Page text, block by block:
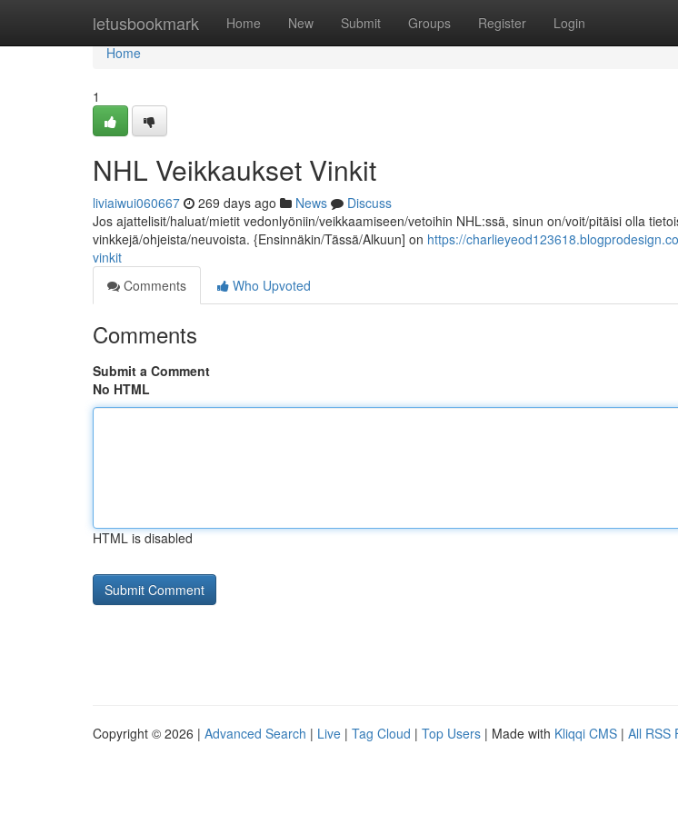
letusbookmark Home New Submit Groups Register Login
Home
Home
1
NHL Veikkaukset Vinkit
liviaiwui060667 269 days ago News
Discuss
Jos ajattelisit/haluat/mietit vedonlyöniin/veikkaamiseen/vetoihin NHL:ssä, sinun on/voit/pitäisi olla
vinkkejä/ohjeista/neuvoista. {Ensinnäkin/Tässä/Alkuun] on https://
vinkit
Comments
Who Upvoted
Comments
Submit a Comment
No HTML
HTML is disabled
Copyright © 2026 | Advanced Search | Live | Tag Cloud | Top Users | Made with Kliqqi CMS | All RSS